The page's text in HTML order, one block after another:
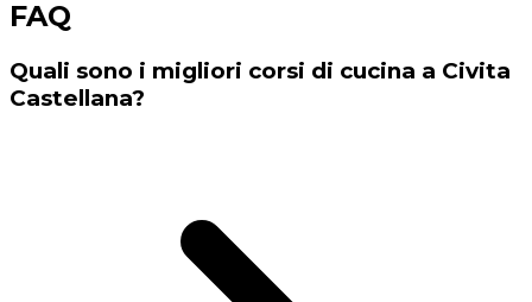
FAQ
Quali sono i migliori corsi di cucina a Civita
Castellana?